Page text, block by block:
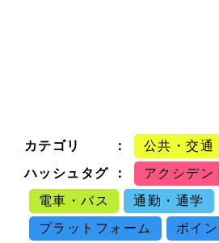
カテゴリ
公共・交通
ハッシュタグ
アクシデン
電車・バス
通勤・通学
プラットフォーム
ポイ